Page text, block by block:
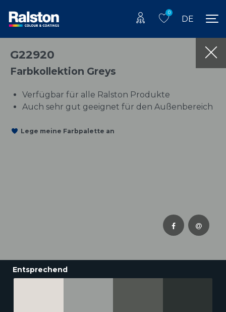
0
DE
G22920
Farbkollektion Greys
Verfügbar für alle Ralston Produkte
Auch sehr gut geeignet für den Außenbereich
Lege meine Farbpalette an
Entsprechend